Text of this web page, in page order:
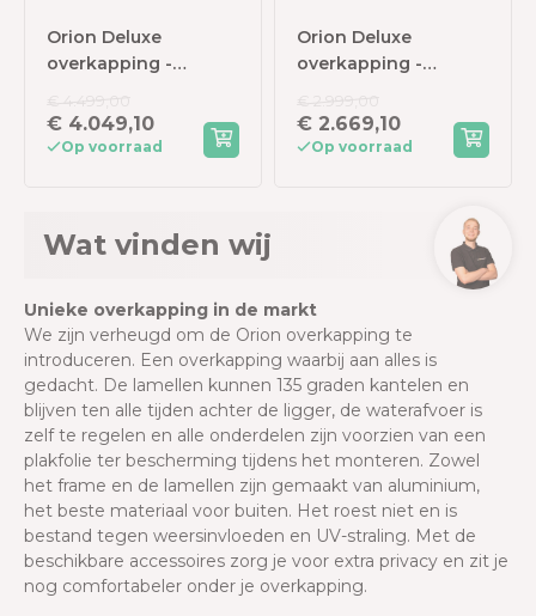
Orion Deluxe
overkapping -
360x530 cm - Wit
€ 4.049,10
Op voorraad
Orion Deluxe
overkapping -
300x400 cm -
Antraciet
€ 2.669,10
Op voorraad
Wat vinden wij
Unieke overkapping in de markt
We zijn verheugd om de Orion overkapping te
introduceren. Een overkapping waarbij aan alles is
gedacht. De lamellen kunnen 135 graden kantelen en
blijven ten alle tijden achter de ligger, de waterafvoer is
zelf te regelen en alle onderdelen zijn voorzien van een
plakfolie ter bescherming tijdens het monteren. Zowel
het frame en de lamellen zijn gemaakt van aluminium,
het beste materiaal voor buiten. Het roest niet en is
bestand tegen weersinvloeden en UV-straling. Met de
beschikbare accessoires zorg je voor extra privacy en zit je
nog comfortabeler onder je overkapping.